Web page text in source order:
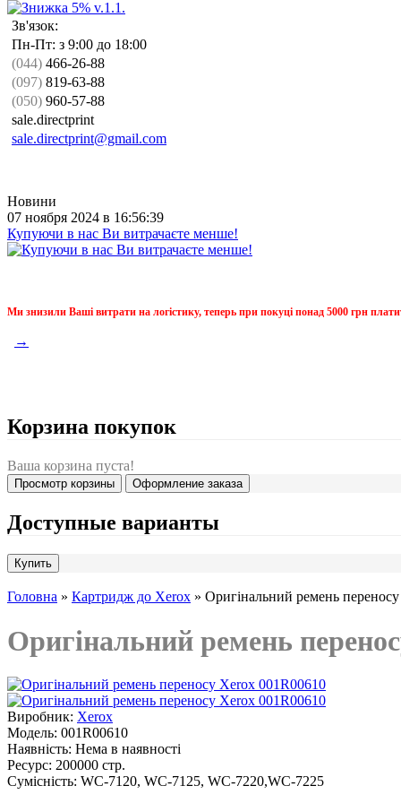
Зв'язок:
Пн-Пт: з 9:00 до 18:00
(044) 466-26-88
(097) 819-63-88
(050) 960-57-88
sale.directprint
sale.directprint@gmail.com
Новини
07 ноября 2024 в 16:56:39
Купуючи в нас Ви витрачаєте менше!
Ми знизили Ваші витрати на логістику, теперь при покуці понад 5000 грн
→
Корзина покупок
Ваша корзина пуста!
Просмотр корзины Оформление заказа
Доступные варианты
Головна » Картридж до Xerox » Оригінальний ремень
Оригінальний ремень
Виробник: Xerox
Модель: 001R00610
Наявність: Нема в наявності
Ресурс: 200000 стр.
Сумісність: WC-7120, WC-7125, WC-7220,WC-7225